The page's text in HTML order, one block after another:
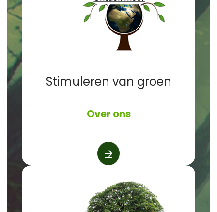
Stimuleren van groen
Over ons
🡢